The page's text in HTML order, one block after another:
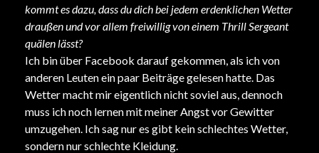
kommt es dazu, dass du dich bei jedem erdenklichen Wetter
draußen und vor allem freiwillig von einem Thrill Sergeant
quälen lässt?
Ich bin über Facebook darauf gekommen, als ich von
anderen Leuten ein paar Beiträge gelesen hatte. Das
Wetter macht mir eigentlich nicht soviel aus, dennoch
muss ich noch lernen mit meiner Angst vor Gewitter
umzugehen. Ich sag nur es gibt kein schlechtes Wetter,
sondern nur schlechte Kleidung.